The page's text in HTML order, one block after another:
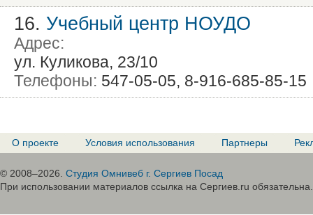
16. Учебный центр НОУДО
Адрес:
ул. Куликова, 23/10
Телефоны: 547-05-05, 8-916-685-85-15
О проекте Условия использования Партнеры
© 2008–2026. Студия Омнивеб г. Сергиев Посад
При использовании материалов ссылка на Сергиев.ru обязательна.